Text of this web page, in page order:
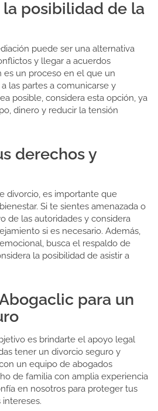
la posibilidad de la
puede ser una alternativa
y llegar a acuerdos
es un proceso en el que un
las partes a comunicarse y
posible, considera esta opción, ya
dinero y reducir la tensión
derechos y
divorcio, es importante que
Si te sientes amenazada o
de las autoridades y considera
si es necesario. Además,
busca el respaldo de
la posibilidad de asistir a
para un
es brindarte el apoyo legal
tener un divorcio seguro y
un equipo de abogados
de familia con amplia experiencia
en nosotros para proteger tus